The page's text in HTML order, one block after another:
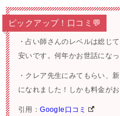
ピックアップ！口コミ💬
・占い師さんのレベルは総じ
安いです。何年かお世話になっ
・クレア先生にみてもらい、
になれました！しかも料金が
引用：Google口コミ